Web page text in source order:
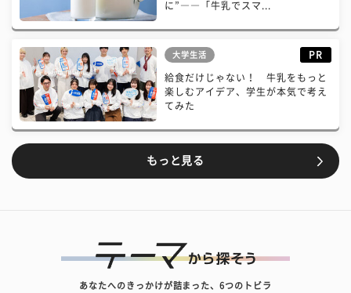
に”――「牛乳でスマ...
大学生活 PR
給食だけじゃない！ 牛乳をもっと
楽しむアイデア、学生が本気で考え
てみた
もっと見る
あなたへのきっかけが詰まった、6つのトビラ